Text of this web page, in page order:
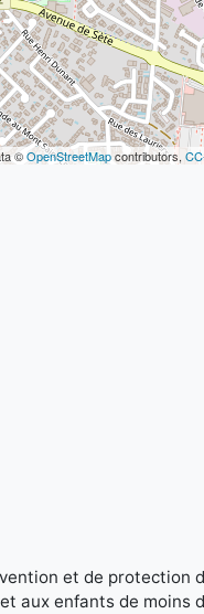
©OpenStreetMapcontributors,
et de protection
enfants de moins